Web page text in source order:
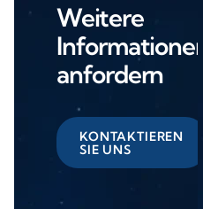
Weitere
Informationen
anfordern
KONTAKTIEREN
SIE UNS